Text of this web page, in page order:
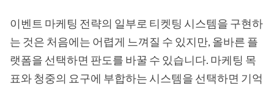
이벤트 마케팅 전략의 일부로 티켓팅 시스템을 구현하
는 것은 처음에는 어렵게 느껴질 수 있지만, 올바른 플
랫폼을 선택하면 판도를 바꿀 수 있습니다. 마케팅 목
표와 청중의 요구에 부합하는 시스템을 선택하면 기억